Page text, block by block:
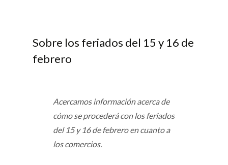
Sobre los feriados del 15 y 16 de
febrero
Acercamos información acerca de
cómo se procederá con los feriados
del 15 y 16 de febrero en cuanto a
los comercios.